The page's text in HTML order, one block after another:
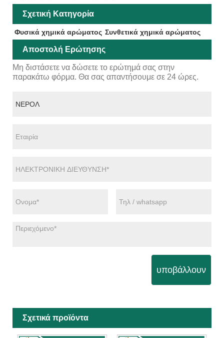
Σχετική Κατηγορία
Φυσικά χημικά αρώματος Συνθετικά χημικά αρώματος
Αποστολή Ερώτησης
Μη διστάσετε να δώσετε το ερώτημά σας στην
παρακάτω φόρμα. Θα σας απαντήσουμε σε 24 ώρες.
υποβάλλουν
Σχετικά προϊόντα